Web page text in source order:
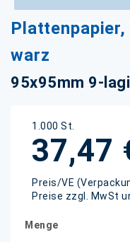
warz
95x95mm 9-
1.000 St.
37,47
Preis/VE
Preise zzgl. MwSt
Menge
Zum
Anfang
Bildgalerie
springen